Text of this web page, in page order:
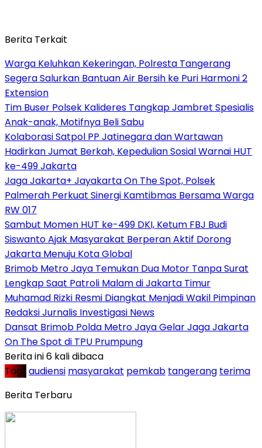
Berita Terkait
Warga Keluhkan Kekeringan, Polresta Tangerang
Segera Salurkan Bantuan Air Bersih ke Puri Harmoni 2
Extension
Tim Buser Polsek Kalideres Tangkap Jambret Spesialis
Anak-anak, Motifnya Beli Sabu
Kolaborasi Satpol PP Jatinegara dan Wartawan
Hadirkan Jumat Berkah, Kepedulian Sosial Warnai HUT
ke-499 Jakarta
Jaga Jakarta+ Jayakarta On The Spot, Polsek
Palmerah Perkuat Sinergi Kamtibmas Bersama Warga
RW 017
Sambut Momen HUT ke-499 DKI, Ketum FBJ Budi
Siswanto Ajak Masyarakat Berperan Aktif Dorong
Jakarta Menuju Kota Global
Brimob Metro Jaya Temukan Dua Motor Tanpa Surat
Lengkap Saat Patroli Malam di Jakarta Timur
Muhamad Rizki Resmi Diangkat Menjadi Wakil Pimpinan
Redaksi Jurnalis Investigasi News
Dansat Brimob Polda Metro Jaya Gelar Jaga Jakarta
On The Spot di TPU Prumpung
Berita ini 6 kali dibaca
Tag : audiensi masyarakat pemkab tangerang terima
Berita Terbaru